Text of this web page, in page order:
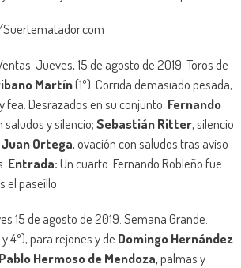
Jueves, 15 de agosto de 2019. Toros de
Martín(1º). Corrida demasiado pesada,
Desrazados en su conjunto. Fernando
saludos y silencio;Sebastián Ritter, silencio
Ortega, ovación con saludos tras aviso
Entrada:Un cuarto. Fernando Robleño fue
el paseíllo.
15 de agosto de 2019. Semana Grande.
y 4º), para rejones y de Domingo Hernández
Pablo Hermoso de Mendoza,palmas y